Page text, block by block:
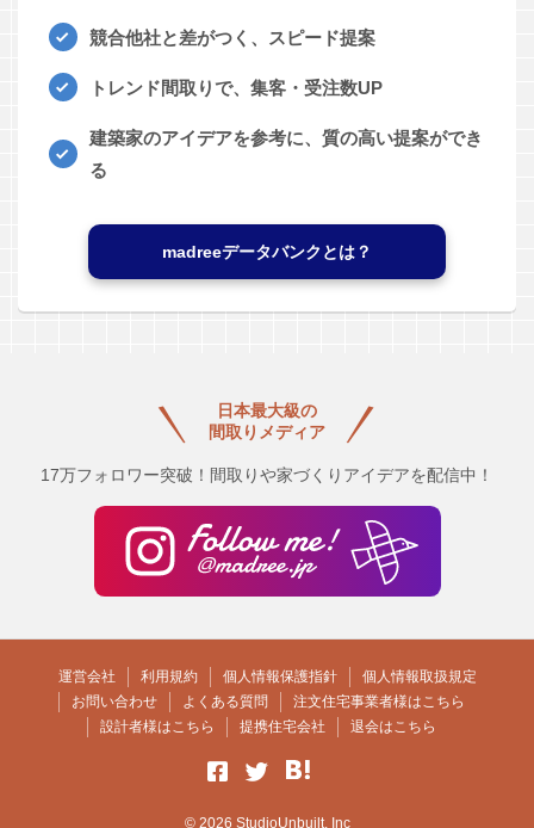
競合他社と差がつく、スピード提案
トレンド間取りで、集客・受注数UP
建築家のアイデアを参考に、質の高い提案ができ
る
madreeデータバンクとは？
日本最大級の
間取りメディア
17万フォロワー突破！間取りや家づくりアイデアを配信中！
運営会社 利用規約 個人情報保護指針
個人情報取扱規定
お問い合わせ
よくある質問
注文住宅事業者様はこちら
設計者様はこちら
提携住宅会社 退会はこちら
© 2026 StudioUnbuilt, Inc